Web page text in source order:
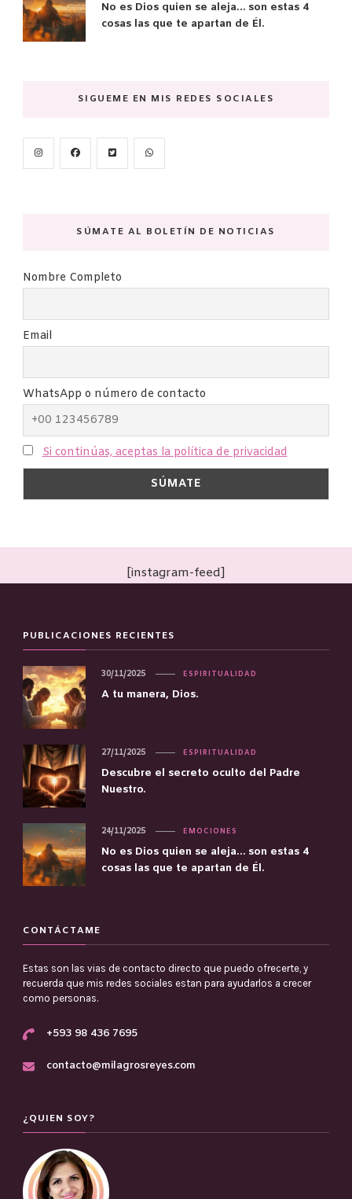
No es Dios quien se aleja… son estas 4
cosas las que te apartan de Él.
SIGUEME EN MIS REDES SOCIALES
SÚMATE AL BOLETÍN DE NOTICIAS
Nombre Completo
Email
WhatsApp o número de contacto
Si continúas, aceptas la política de privacidad
[instagram-feed]
PUBLICACIONES RECIENTES
ESPIRITUALIDAD
A tu manera, Dios.
30/11/2025
ESPIRITUALIDAD
Descubre el secreto oculto del Padre
Nuestro.
27/11/2025
EMOCIONES
No es Dios quien se aleja… son estas 4
cosas las que te apartan de Él.
24/11/2025
CONTÁCTAME
Estas son las vias de contacto directo que puedo ofrecerte, y
recuerda que mis redes sociales estan para ayudarlos a crecer
como personas.
+593 98 436 7695
contacto@milagrosreyes.com
¿QUIEN SOY?